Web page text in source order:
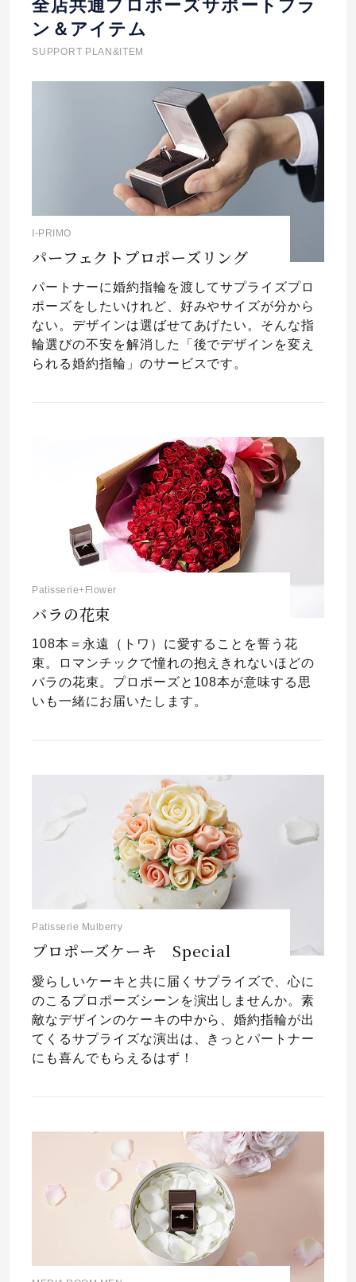
全店共通プロポーズサポートプラ
ン＆アイテム
SUPPORT PLAN&ITEM
I-PRIMO
パーフェクトプロポーズリング
パートナーに婚約指輪を渡してサプライズプロ
ポーズをしたいけれど、好みやサイズが分から
ない。デザインは選ばせてあげたい。そんな指
輪選びの不安を解消した「後でデザインを変え
られる婚約指輪」のサービスです。
Patisserie+Flower
バラの花束
108本＝永遠（トワ）に愛することを誓う花
束。ロマンチックで憧れの抱えきれないほどの
バラの花束。プロポーズと108本が意味する思
いも一緒にお届いたします。
Patisserie Mulberry
プロポーズケーキ Special
愛らしいケーキと共に届くサプライズで、心に
のこるプロポーズシーンを演出しませんか。素
敵なデザインのケーキの中から、婚約指輪が出
てくるサプライズな演出は、きっとパートナー
にも喜んでもらえるはず！